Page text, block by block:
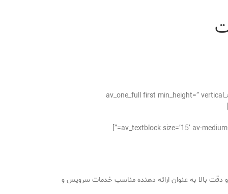
[av_one_full first min_height=”
بالا به عنوان ارائه دهنده مناسب خدمات سرویس و